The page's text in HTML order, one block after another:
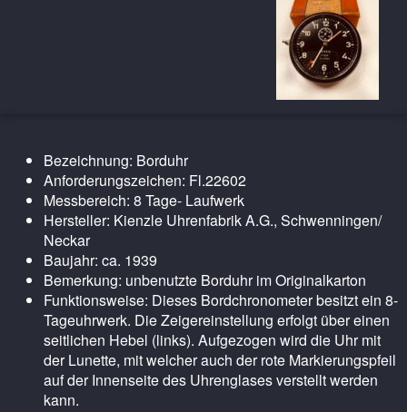
Bezeichnung: Borduhr
Anforderungszeichen: Fl.22602
Messbereich: 8 Tage- Laufwerk
Hersteller: Kienzle Uhrenfabrik A.G., Schwenningen/
Neckar
Baujahr: ca. 1939
Bemerkung: unbenutzte Borduhr im Originalkarton
Funktionsweise: Dieses Bordchronometer besitzt ein 8-
Tageuhrwerk. Die Zeigereinstellung erfolgt über einen
seitlichen Hebel (links). Aufgezogen wird die Uhr mit
der Lunette, mit welcher auch der rote Markierungspfeil
auf der Innenseite des Uhrenglases verstellt werden
kann.